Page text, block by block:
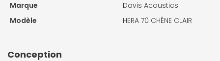
Marque
Davis Acoustics
Modèle
HERA 70 CHÊNE CLAIR
Conception